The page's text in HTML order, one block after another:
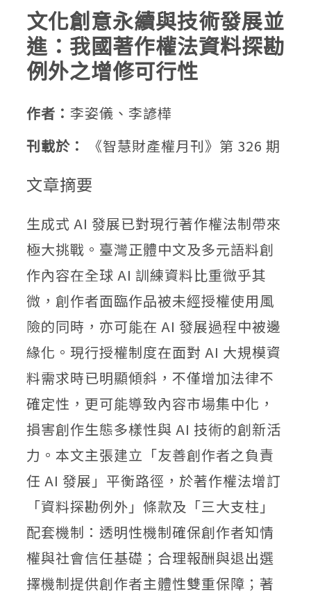
文化創意永續與技術發展並
進：我國著作權法資料探勘
例外之增修可行性
作者： 李姿儀、李諺樺
刊載於：
《智慧財產權月刊》第 326 期
文章摘要
生成式 AI 發展已對現行著作權法制帶來
極大挑戰。臺灣正體中文及多元語料創
作內容在全球 AI 訓練資料比重微乎其
微，創作者面臨作品被未經授權使用風
險的同時，亦可能在 AI 發展過程中被邊
緣化。現行授權制度在面對 AI 大規模資
料需求時已明顯傾斜，不僅增加法律不
確定性，更可能導致內容市場集中化，
損害創作生態多樣性與 AI 技術的創新活
力。本文主張建立「友善創作者之負責
任 AI 發展」平衡路徑，於著作權法增訂
「資料探勘例外」條款及「三大支柱」
配套機制：透明性機制確保創作者知情
權與社會信任基礎；合理報酬與退出選
擇機制提供創作者主體性雙重保障；著